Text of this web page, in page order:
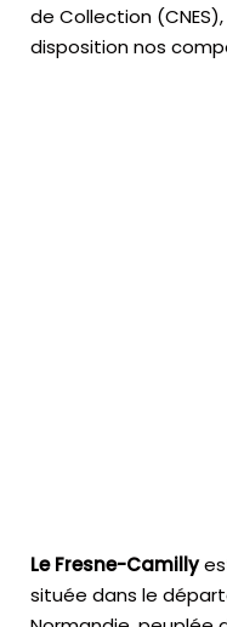
de Collection (CNES),
disposition nos
Le Fresne-Camilly
située dans le